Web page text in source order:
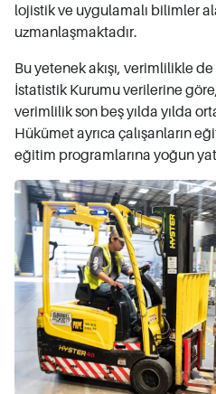
lojistik ve uygulamalı bilimler
uzmanlaşmaktadır.
Bu yetenek akışı, verimlilikle
İstatistik Kurumu verilerine
verimlilik son beş yılda yılda
Hükümet ayrıca çalışanların
eğitim programlarına yoğun